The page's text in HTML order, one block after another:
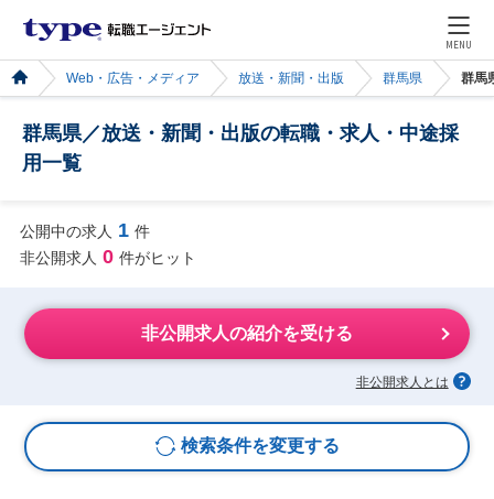
MENU
Web・広告・メディア 放送・新聞・出版 群馬県 群馬
群馬県／放送・新聞・出版の転職・求人・中途採
用一覧
公開中の求人 1 件
非公開求人 0 件がヒット
非公開求人の紹介を受ける
非公開求人とは
検索条件を変更する